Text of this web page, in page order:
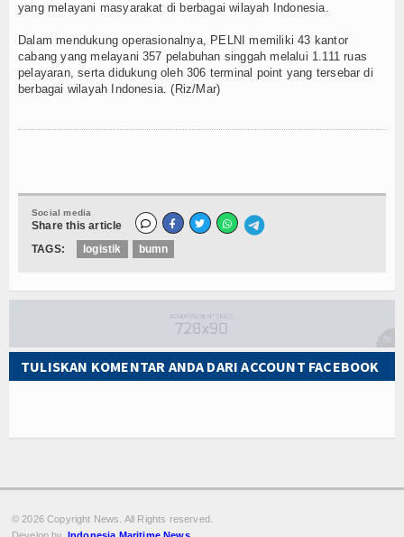
yang melayani masyarakat di berbagai wilayah Indonesia.
Dalam mendukung operasionalnya, PELNI memiliki 43 kantor
cabang yang melayani 357 pelabuhan singgah melalui 1.111 ruas
pelayaran, serta didukung oleh 306 terminal point yang tersebar di
berbagai wilayah Indonesia. (Riz/Mar)
Social media
Share this article
TAGS:
logistik bumn
TULISKAN KOMENTAR ANDA DARI ACCOUNT FACEBOOK
© 2026 Copyright News. All Rights reserved.